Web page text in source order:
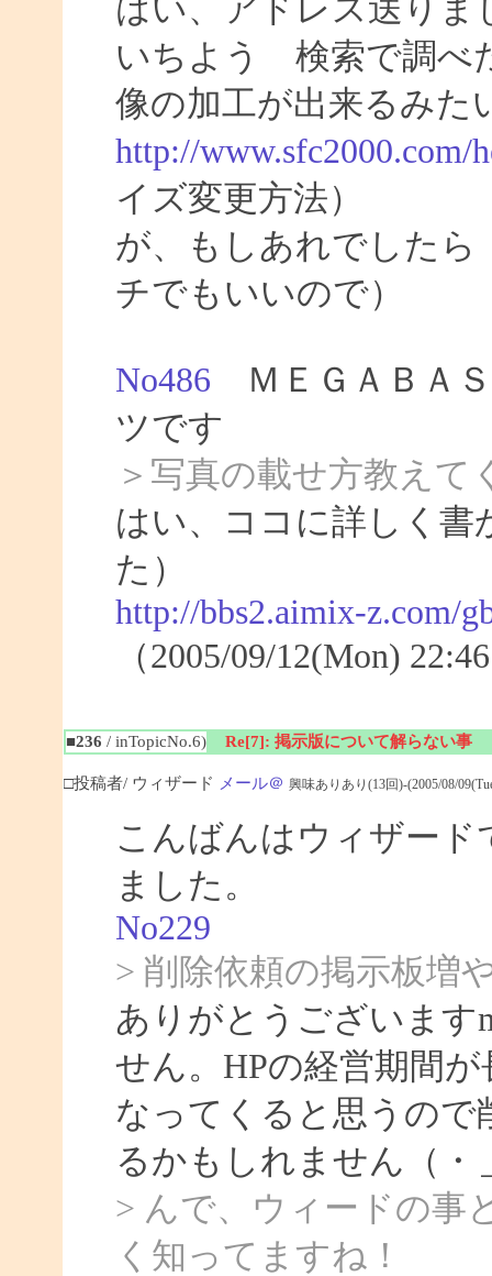
はい、アドレス送りま
いちよう 検索で調べ
像の加工が出来るみた
http://www.sfc2000.com/
イズ変更方法）
が、もしあれでした
チでもいいので）
No486 ＭＥＧＡＢＡ
ツです
＞写真の載せ方教えて
はい、ココに詳しく書
た）
http://bbs2.aimix-z.com/
（2005/09/12(Mon)
■236 / inTopicNo.6) Re[7]: 掲示版について解らない事
□投稿者/ ウィザード メール＠ 興味ありあり(13回)-(2005/08/
こんばんはウィザー
ました。
No229
> 削除依頼の掲示板
ありがとうございます
せん。HPの経営期間
なってくると思うので
るかもしれません（・
> んで、ウィードの
く知ってますね！